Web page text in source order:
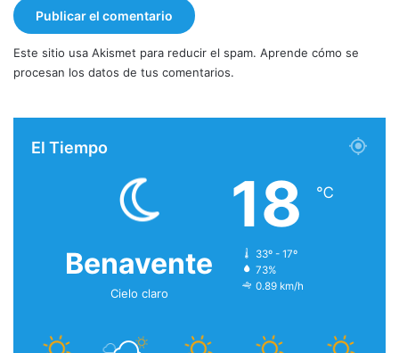
Este sitio usa Akismet para reducir el spam. Aprende cómo se
procesan los datos de tus comentarios.
El Tiempo
Benavente
Cielo claro
18 ℃
33º - 17º
73%
0.89 km/h